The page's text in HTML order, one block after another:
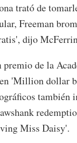
trató de
Freeman
dijo
premio de la
'Million dollar
también
Miss Daisy'.